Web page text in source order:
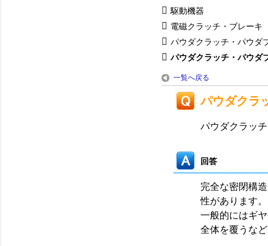
駆動機器
電磁クラッチ・ブレーキ
パウダクラッチ・パウダ
パウダクラッチ・パウダ
一覧へ戻る
パウダクラ
パウダクラッ
回答
完全な密閉構
性があります。
一般的にはギ
全体を覆うな